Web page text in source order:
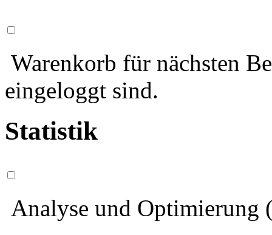
Warenkorb für nächsten
eingeloggt sind.
Statistik
Analyse und Optimierung